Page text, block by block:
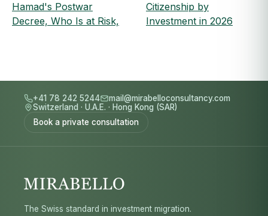
Hamad's Postwar
Decree, Who Is at Risk,
Citizenship by
Investment in 2026
+41 78 242 5244
mail@mirabelloconsultancy.com
Switzerland · U.A.E. · Hong Kong (SAR)
Book a private consultation
The Swiss standard in investment migration.